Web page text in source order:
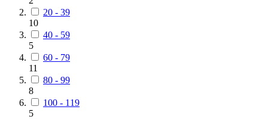
20 - 39
10
40 - 59
5
60 - 79
11
80 - 99
8
100 - 119
5